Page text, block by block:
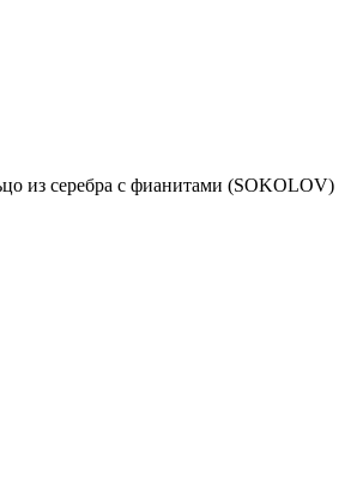
из серебра с фианитами (SOKOLOV)